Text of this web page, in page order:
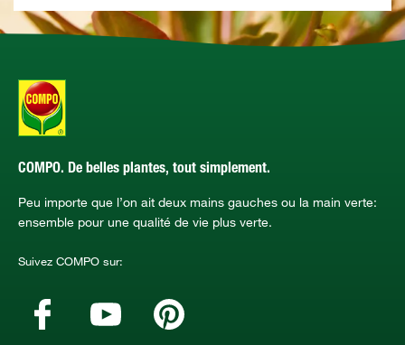
COMPO. De belles plantes, tout simplement.
Peu importe que l’on ait deux mains gauches ou la main verte:
ensemble pour une qualité de vie plus verte.
Suivez COMPO sur: